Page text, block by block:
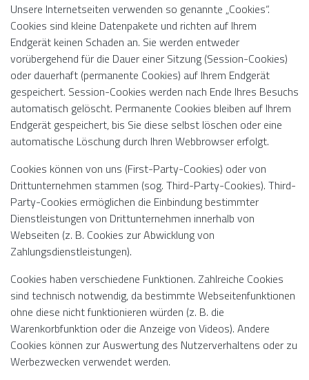
Unsere Internetseiten verwenden so genannte „Cookies“.
Cookies sind kleine Datenpakete und richten auf Ihrem
Endgerät keinen Schaden an. Sie werden entweder
vorübergehend für die Dauer einer Sitzung (Session-Cookies)
oder dauerhaft (permanente Cookies) auf Ihrem Endgerät
gespeichert. Session-Cookies werden nach Ende Ihres Besuchs
automatisch gelöscht. Permanente Cookies bleiben auf Ihrem
Endgerät gespeichert, bis Sie diese selbst löschen oder eine
automatische Löschung durch Ihren Webbrowser erfolgt.
Cookies können von uns (First-Party-Cookies) oder von
Drittunternehmen stammen (sog. Third-Party-Cookies). Third-
Party-Cookies ermöglichen die Einbindung bestimmter
Dienstleistungen von Drittunternehmen innerhalb von
Webseiten (z. B. Cookies zur Abwicklung von
Zahlungsdienstleistungen).
Cookies haben verschiedene Funktionen. Zahlreiche Cookies
sind technisch notwendig, da bestimmte Webseitenfunktionen
ohne diese nicht funktionieren würden (z. B. die
Warenkorbfunktion oder die Anzeige von Videos). Andere
Cookies können zur Auswertung des Nutzerverhaltens oder zu
Werbezwecken verwendet werden.